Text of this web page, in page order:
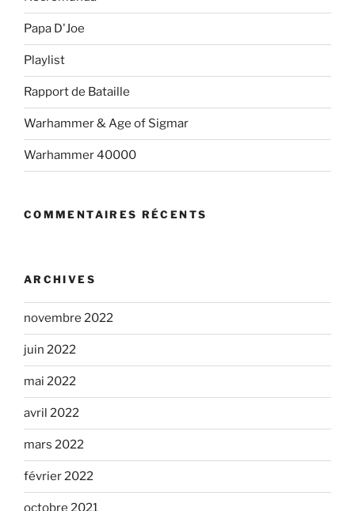
Papa D'Joe
Playlist
Rapport de Bataille
Warhammer & Age of Sigmar
Warhammer 40000
COMMENTAIRES RÉCENTS
ARCHIVES
novembre 2022
juin 2022
mai 2022
avril 2022
mars 2022
février 2022
octobre 2021